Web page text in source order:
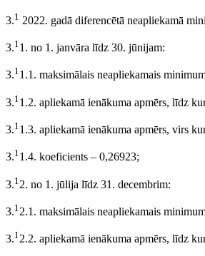
3.1 2022. gadā diferencētā neapliekamā
3.11. no 1. janvāra līdz 30. jūnijam:
3.11.1. maksimālais neapliekamais
3.1 1.2. apliekamā ienākuma apmērs, līdz
3.11.3. apliekamā ienākuma apmērs, virs
3.11.4. koeficients – 0,26923;
3.1 2. no 1. jūlija līdz 31. decembrim:
3.1 2.1. maksimālais neapliekamais
3.12.2. apliekamā ienākuma apmērs, līdz